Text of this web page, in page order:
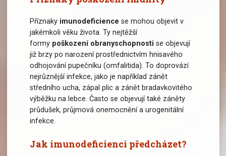
Příznaky imunodeficience se mohou objevit v
jakémkoli věku života. Ty nejtěžší
formy poškození obranyschopnosti se objevují
již brzy po narození prostřednictvím hnisavého
odhojování pupečníku (omfalitida). To doprovází
nejrůznější infekce, jako je například zánět
středního ucha, zápal plic a zánět bradavkovitého
výběžku na lebce. Často se objevují také záněty
průdušek, průjmová onemocnění a urogenitální
infekce.
Jak imunodeficienci předcházet?